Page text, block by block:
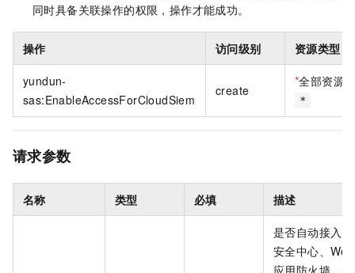
同时具备关联操作的权限，操作才能成功。
操作 访问级别 资源类型
yundun-
sas:EnableAccessForCloudSiem
create
*全部资源
*
请求参数
名称 类型 必填 描述
是否自动接入云
安全中心、Web